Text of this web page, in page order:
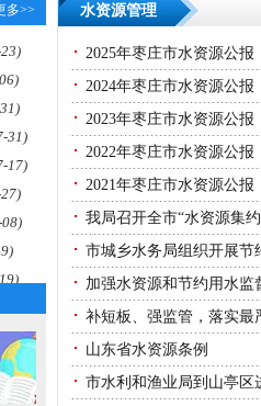
多>>
31)
17)
水资源管理
2025年枣庄市水资源公报
2024年枣庄市水资源公报
2023年枣庄市水资源公报
2022年枣庄市水资源公报
2021年枣庄市水资源公报
我局召开全市“水资源集
市城乡水务局组织开展节
加强水资源和节约用水
补短板、强监管，落实最
山东省水资源条例
市水利和渔业局到山亭区